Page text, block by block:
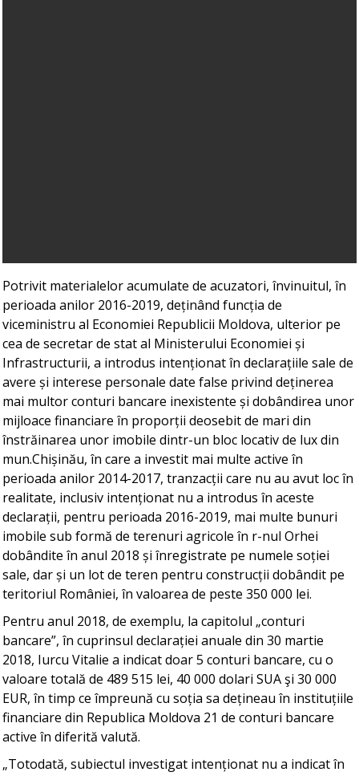
Potrivit materialelor acumulate de acuzatori, învinuitul, în
perioada anilor 2016-2019, deținând funcția de
viceministru al Economiei Republicii Moldova, ulterior pe
cea de secretar de stat al Ministerului Economiei și
Infrastructurii, a introdus intenționat în declarațiile sale de
avere și interese personale date false privind deținerea
mai multor conturi bancare inexistente și dobândirea unor
mijloace financiare în proporții deosebit de mari din
înstrăinarea unor imobile dintr-un bloc locativ de lux din
mun.Chișinău, în care a investit mai multe active în
perioada anilor 2014-2017, tranzacții care nu au avut loc în
realitate, inclusiv intenționat nu a introdus în aceste
declarații, pentru perioada 2016-2019, mai multe bunuri
imobile sub formă de terenuri agricole în r-nul Orhei
dobândite în anul 2018 și înregistrate pe numele soției
sale, dar și un lot de teren pentru construcții dobândit pe
teritoriul României, în valoarea de peste 350 000 lei.
Pentru anul 2018, de exemplu, la capitolul „conturi
bancare”, în cuprinsul declarației anuale din 30 martie
2018, Iurcu Vitalie a indicat doar 5 conturi bancare, cu o
valoare totală de 489 515 lei, 40 000 dolari SUA şi 30 000
EUR, în timp ce împreună cu soția sa dețineau în instituțiile
financiare din Republica Moldova 21 de conturi bancare
active în diferită valută.
„Totodată, subiectul investigat intenționat nu a indicat în